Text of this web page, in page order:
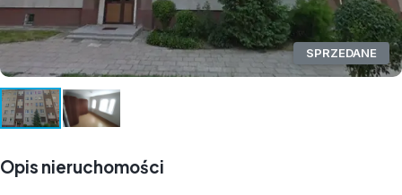
SPRZEDANE
Opis nieruchomości